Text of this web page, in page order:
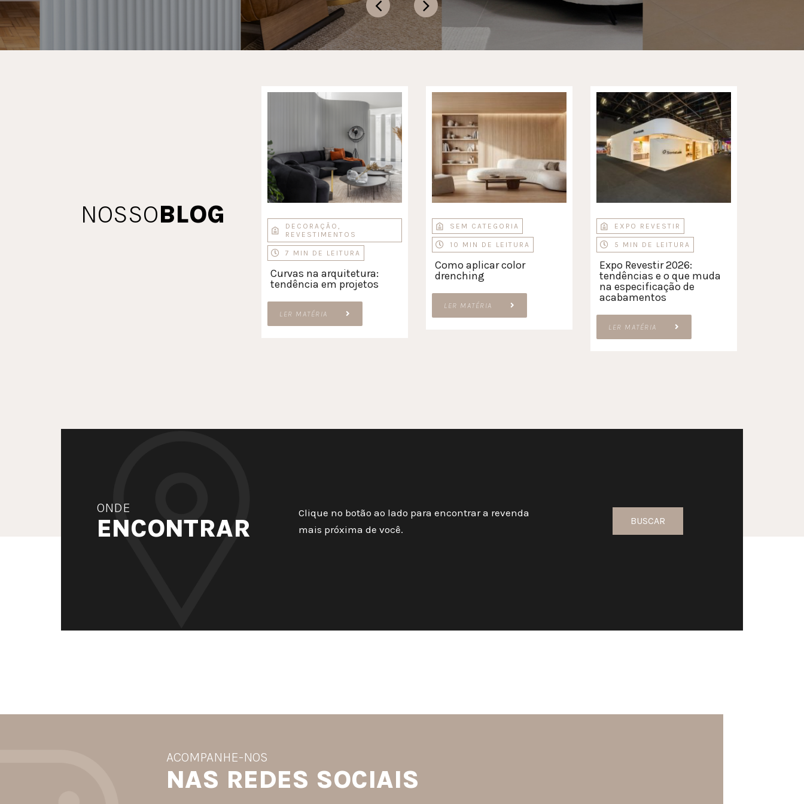
NOSSOBLOG DECORAÇÃO,
REVESTIMENTOS
7 MIN DE LEITURA
Curvas na arquitetura:
tendência em projetos
LER MATÉRIA
SEM CATEGORIA
10 MIN DE LEITURA
Como aplicar color
drenching
LER MATÉRIA
EXPO REVESTIR
5 MIN DE LEITURA
Expo Revestir 2026:
tendências e o que muda
na especificação de
acabamentos
LER MATÉRIA
ONDE
ENCONTRAR
Clique no botão ao lado para encontrar a revenda
mais próxima de você.
BUSCAR
ACOMPANHE-NOS
NAS REDES SOCIAIS